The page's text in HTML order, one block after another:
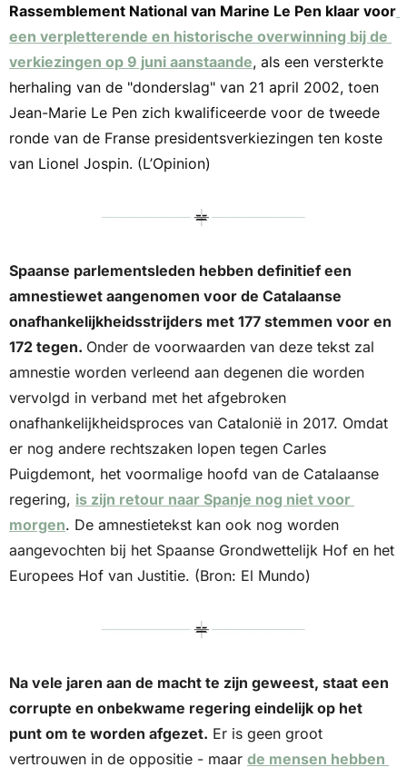
Rassemblement National van Marine Le Pen klaar voor
een verpletterende en historische overwinning bij de
verkiezingen op 9 juni aanstaande, als een versterkte
herhaling van de "donderslag" van 21 april 2002, toen
Jean-Marie Le Pen zich kwalificeerde voor de tweede
ronde van de Franse presidentsverkiezingen ten koste
van Lionel Jospin. (L’Opinion)
Spaanse parlementsleden hebben definitief een
amnestiewet aangenomen voor de Catalaanse
onafhankelijkheidsstrijders met 177 stemmen voor en
172 tegen. Onder de voorwaarden van deze tekst zal
amnestie worden verleend aan degenen die worden
vervolgd in verband met het afgebroken
onafhankelijkheidsproces van Catalonië in 2017. Omdat
er nog andere rechtszaken lopen tegen Carles
Puigdemont, het voormalige hoofd van de Catalaanse
regering, is zijn retour naar Spanje nog niet voor
morgen. De amnestietekst kan ook nog worden
aangevochten bij het Spaanse Grondwettelijk Hof en het
Europees Hof van Justitie. (Bron: El Mundo)
Na vele jaren aan de macht te zijn geweest, staat een
corrupte en onbekwame regering eindelijk op het
punt om te worden afgezet. Er is geen groot
vertrouwen in de oppositie - maar de mensen hebben